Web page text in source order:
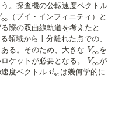
。探査機の公転速度ベクトル
∞
（ブイ・インフィニティ）と
際の双曲線軌道を考えたと
領域から十分離れた点での、
る。そのため、大きな V∞を
ケットが必要となる。
V∞が
度ベクトル vsc は幾何学的に